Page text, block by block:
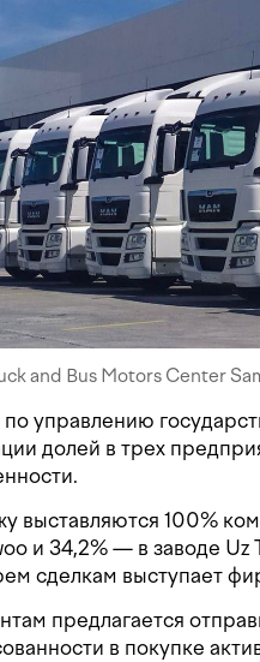
and Bus Motors Center
по управлению
долей в трех
выставляются 100%
и 34,2% — в заводе
сделкам выступает
предлагается
в покупке